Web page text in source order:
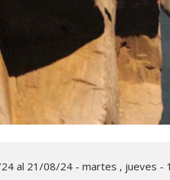
EOL
al 21/08/24 - martes , jueves -